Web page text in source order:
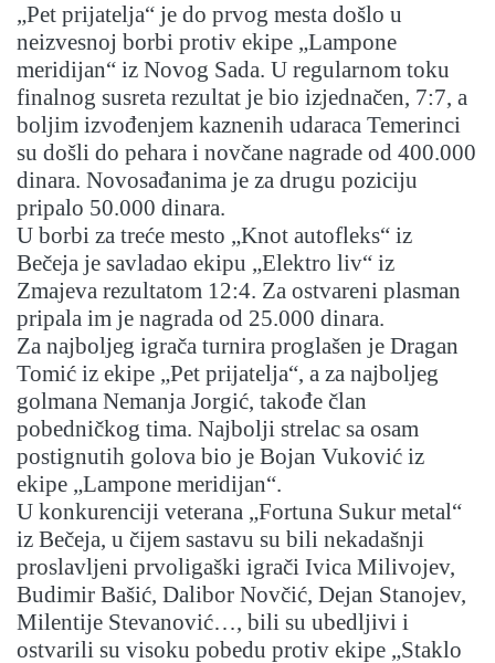
„Pet prijatelja“ je do prvog mesta došlo u
neizvesnoj borbi protiv ekipe „Lampone
meridijan“ iz Novog Sada. U regularnom toku
finalnog susreta rezultat je bio izjednačen, 7:7, a
boljim izvođenjem kaznenih udaraca Temerinci
su došli do pehara i novčane nagrade od 400.000
dinara. Novosađanima je za drugu poziciju
pripalo 50.000 dinara.
U borbi za treće mesto „Knot autofleks“ iz
Bečeja je savladao ekipu „Elektro liv“ iz
Zmajeva rezultatom 12:4. Za ostvareni plasman
pripala im je nagrada od 25.000 dinara.
Za najboljeg igrača turnira proglašen je Dragan
Tomić iz ekipe „Pet prijatelja“, a za najboljeg
golmana Nemanja Jorgić, takođe član
pobedničkog tima. Najbolji strelac sa osam
postignutih golova bio je Bojan Vuković iz
ekipe „Lampone meridijan“.
U konkurenciji veterana „Fortuna Sukur metal“
iz Bečeja, u čijem sastavu su bili nekadašnji
proslavljeni prvoligaški igrači Ivica Milivojev,
Budimir Bašić, Dalibor Novčić, Dejan Stanojev,
Milentije Stevanović…, bili su ubedljivi i
ostvarili su visoku pobedu protiv ekipe „Staklo